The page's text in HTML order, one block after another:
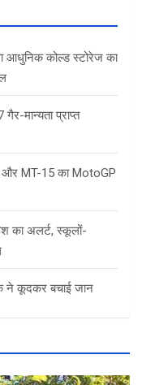
आधुनिक कोल्ड स्टोरेज का
मान्यता प्राप्त
और MT-15 का MotoGP
का अलर्ट, स्कूलों-
ने कूदकर बचाई जान